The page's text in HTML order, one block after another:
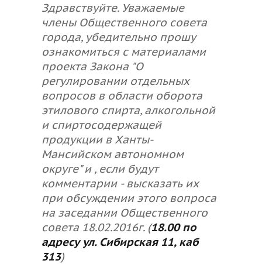
Здравствуйте. Уважаемые
члены Общественного совета
города, убедительно прошу
ознакомиться с материалами
проекта Закона "О
регулировании отдельных
вопросов в области оборота
этилового спирта, алкогольной
и спиртосодержащей
продукции в Ханты-
Мансийском автономном
округе" и , если будут
комментарии - высказать их
при обсуждении этого вопроса
на заседании Общественного
совета 18.02.2016г. (18.00 по
адресу ул. Сибирская 11, каб
313)